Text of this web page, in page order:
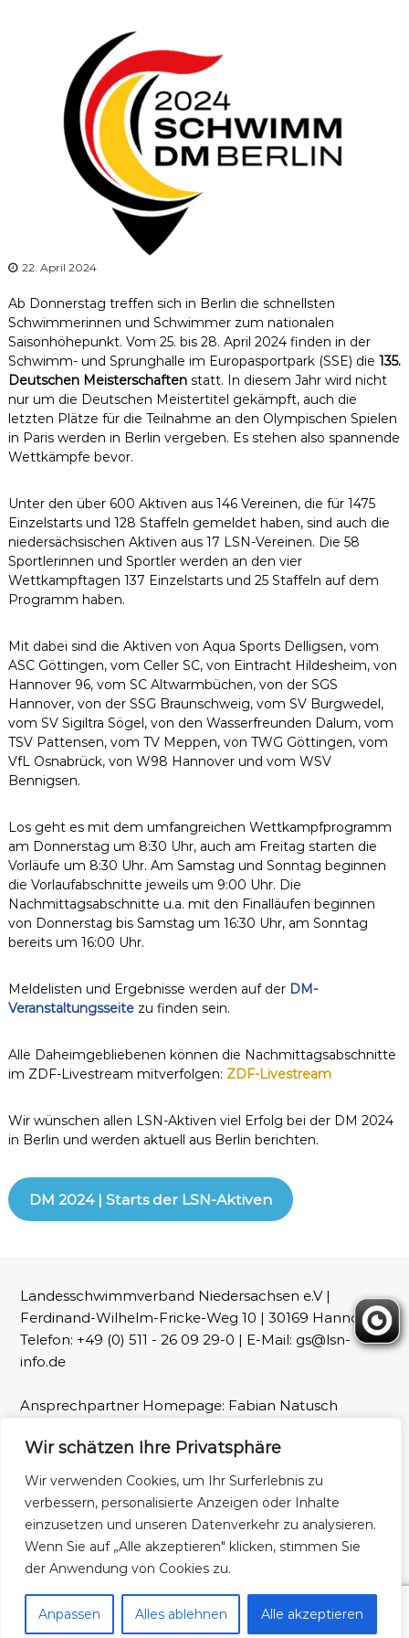
Wir schätzen Ihre Privatsphäre
Wir verwenden Cookies, um Ihr Surferlebnis zu
verbessern, personalisierte Anzeigen oder Inhalte
einzusetzen und unseren Datenverkehr zu analysieren.
Wenn Sie auf „Alle akzeptieren" klicken, stimmen Sie
der Anwendung von Cookies zu.
Anpassen Alles ablehnen Alle akzeptieren
a
h
s
e
n
22. April 2024
Ab Donnerstag treffen sich in Berlin die schnellsten
Schwimmerinnen und Schwimmer zum nationalen
Saisonhöhepunkt. Vom 25. bis 28. April 2024 finden in der
Schwimm- und Sprunghalle im Europasportpark (SSE) die 135.
Deutschen Meisterschaftenstatt. In diesem Jahr wird nicht
nur um die Deutschen Meistertitel gekämpft, auch die
letzten Plätze für die Teilnahme an den Olympischen Spielen
in Paris werden in Berlin vergeben. Es stehen also spannende
Wettkämpfe bevor.
Unter den über 600 Aktiven aus 146 Vereinen, die für 1475
Einzelstarts und 128 Staffeln gemeldet haben, sind auch die
niedersächsischen Aktiven aus 17 LSN-Vereinen. Die 58
Sportlerinnen und Sportler werden an den vier
Wettkampftagen 137 Einzelstarts und 25 Staffeln auf dem
Programm haben.
Mit dabei sind die Aktiven von Aqua Sports Delligsen, vom
ASC Göttingen, vom Celler SC, von Eintracht Hildesheim, von
Hannover 96, vom SC Altwarmbüchen, von der SGS
Hannover, von der SSG Braunschweig, vom SV Burgwedel,
vom SV Sigiltra Sögel, von den Wasserfreunden Dalum, vom
TSV Pattensen, vom TV Meppen, von TWG Göttingen, vom
VfL Osnabrück, von W98 Hannover und vom WSV
Bennigsen.
Los geht es mit dem umfangreichen Wettkampfprogramm
am Donnerstag um 8:30 Uhr, auch am Freitag starten die
Vorläufe um 8:30 Uhr. Am Samstag und Sonntag beginnen
die Vorlaufabschnitte jeweils um 9:00 Uhr. Die
Nachmittagsabschnitte u.a. mit den Finalläufen beginnen
von Donnerstag bis Samstag um 16:30 Uhr, am Sonntag
bereits um 16:00 Uhr.
Meldelisten und Ergebnisse werden auf der DM-
Veranstaltungsseitezu finden sein.
Alle Daheimgebliebenen können die Nachmittagsabschnitte
im ZDF-Livestream mitverfolgen: ZDF-Livestream
Wir wünschen allen LSN-Aktiven viel Erfolg bei der DM 2024
in Berlin und werden aktuell aus Berlin berichten.
DM 2024 | Starts der LSN-Aktiven
Landesschwimmverband Niedersachsen e.V |
Ferdinand-Wilhelm-Fricke-Weg 10 | 30169 Hannover |
Telefon: +49 (0) 511 - 26 09 29-0 | E-Mail: gs@lsn-
info.de
Ansprechpartner Homepage: Fabian Natusch
Fotos: LSN und Patrick Wallbaum
Impressum Datenschutz
Copyright © 2026 Landesschwimmverband NiedersachsenAlle Rechte
vorbehalten. Theme:
von ThemeGrill. Präsentiert von